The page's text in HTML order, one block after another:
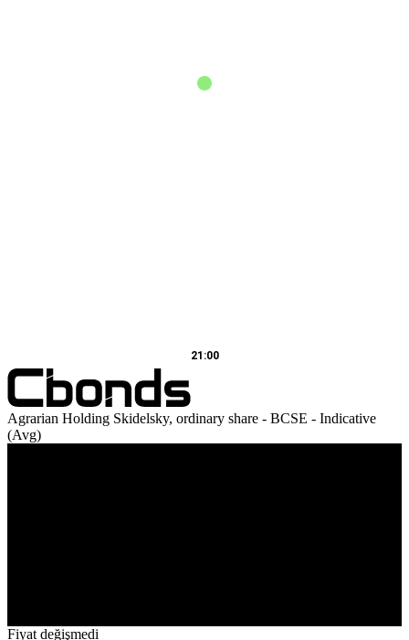
21:00
Agrarian Holding Skidelsky, ordinary share - BCSE - Indicative
(Avg)
Fiyat değişmedi